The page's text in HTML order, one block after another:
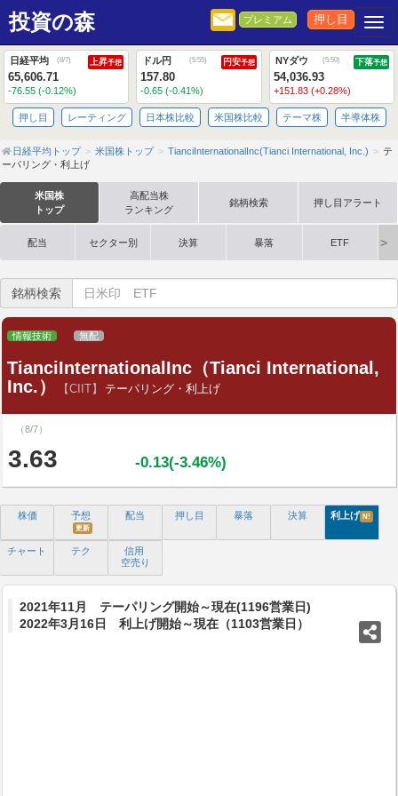
投資の森 プレミアム 押し目
日経平均 (8/7) 上昇予想
65,606.71
-76.55 (-0.12%)
ドル円 (5:55) 円安予想
157.80
-0.65 (-0.41%)
NYダウ (5:50) 下落予想
54,036.93
+151.83 (+0.28%)
押し目 レーティング 日本株比較 米国株比較 テーマ株 半導体株
日経平均トップ 米国株トップ TianciInternationalInc(Tianci International, Inc.)
テ
ーパリング・利上げ
米国株
トップ
高配当株
ランキング
銘柄検索 押し目アラート
配当 セクター別 決算 暴落 ETF
銘柄検索
情報技術 無配
TianciInternationalInc（Tianci International,
Inc.）
【CIIT】 テーパリング・利上げ
（8/7）
3.63 -0.13(-3.46%)
株価 予想
更新
配当 押し目 暴落 決算 利上げ N!
チャート テク
信用
空売り
2021年11月 テーパリング開始～現在(1196営業日)
2022年3月16日 利上げ開始～現在（1103営業日）